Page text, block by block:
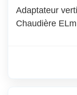
Adaptateur
Chaudière